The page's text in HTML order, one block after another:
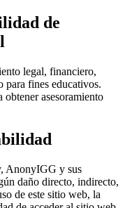
de
legal, financiero,
para fines educativos.
asesoramiento
AnonyIGG y sus
daño directo, indirecto,
de este sitio web, la